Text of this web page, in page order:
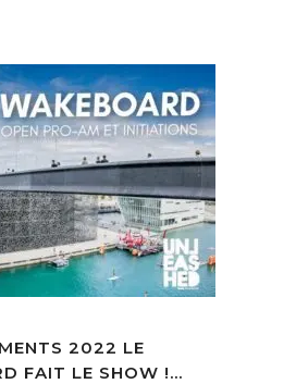
2022 LE
FAIT LE SHOW !...